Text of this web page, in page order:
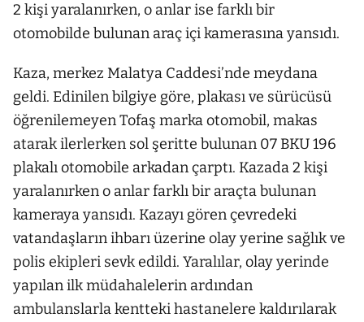
2 kişi yaralanırken, o anlar ise farklı bir
otomobilde bulunan araç içi kamerasına yansıdı.
Kaza, merkez Malatya Caddesi’nde meydana
geldi. Edinilen bilgiye göre, plakası ve sürücüsü
öğrenilemeyen Tofaş marka otomobil, makas
atarak ilerlerken sol şeritte bulunan 07 BKU 196
plakalı otomobile arkadan çarptı. Kazada 2 kişi
yaralanırken o anlar farklı bir araçta bulunan
kameraya yansıdı. Kazayı gören çevredeki
vatandaşların ihbarı üzerine olay yerine sağlık ve
polis ekipleri sevk edildi. Yaralılar, olay yerinde
yapılan ilk müdahalelerin ardından
ambulanslarla kentteki hastanelere kaldırılarak